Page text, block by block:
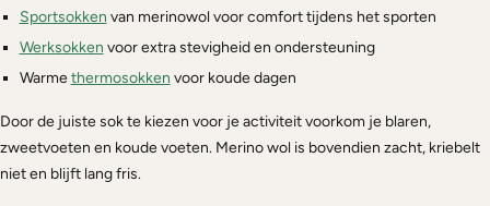
Sportsokken van merinowol voor comfort tijdens het sporten
Werksokken voor extra stevigheid en ondersteuning
Warmethermosokken voor koude dagen
Door de juiste sok te kiezen voor je activiteit voorkom je blaren,
zweetvoeten en koude voeten. Merino wol is bovendien zacht, kriebelt
niet en blijft lang fris.